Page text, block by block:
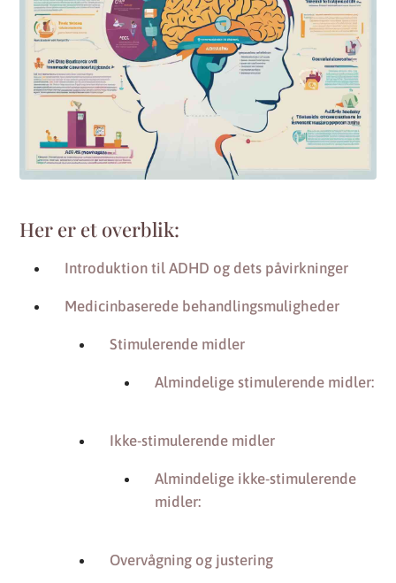
Her er et overblik:
Introduktion til ADHD og dets påvirkninger
Medicinbaserede behandlingsmuligheder
Stimulerende midler
Almindelige stimulerende midler:
Ikke-stimulerende midler
Almindelige ikke-stimulerende
midler:
Overvågning og justering